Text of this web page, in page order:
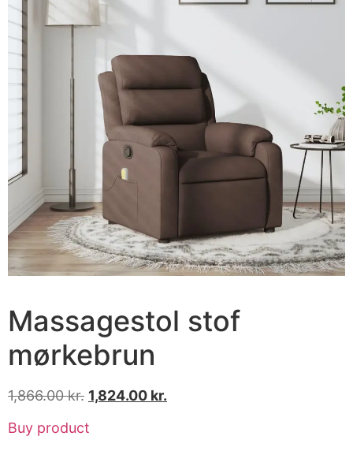
Massagestol stof
mørkebrun
1,866.00kr. 1,824.00 kr.
Buy product